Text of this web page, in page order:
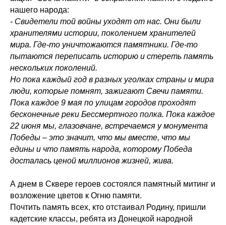
нашего народа:
- Свидетели той войны уходят от нас. Они были
хранителями истории, поколением хранителей
мира. Где-то уничтожаются памятники. Где-то
пытаются переписать историю и стереть память
нескольких поколений.
Но пока каждый год в разных уголках страны и мира
люди, которые помнят, зажигают Свечи памяти.
Пока каждое 9 мая по улицам городов проходят
бесконечные реки Бессмертного полка. Пока каждое
22 июня мы, глазовчане, встречаемся у монумента
Победы – это значит, что мы вместе, что мы
едины и что память народа, которому Победа
досталась ценой миллионов жизней, жива.
А днем в Сквере героев состоялся памятный митинг и
возложение цветов к Огню памяти.
Почтить память всех, кто отстаивал Родину, пришли
кадетские классы, ребята из Донецкой народной